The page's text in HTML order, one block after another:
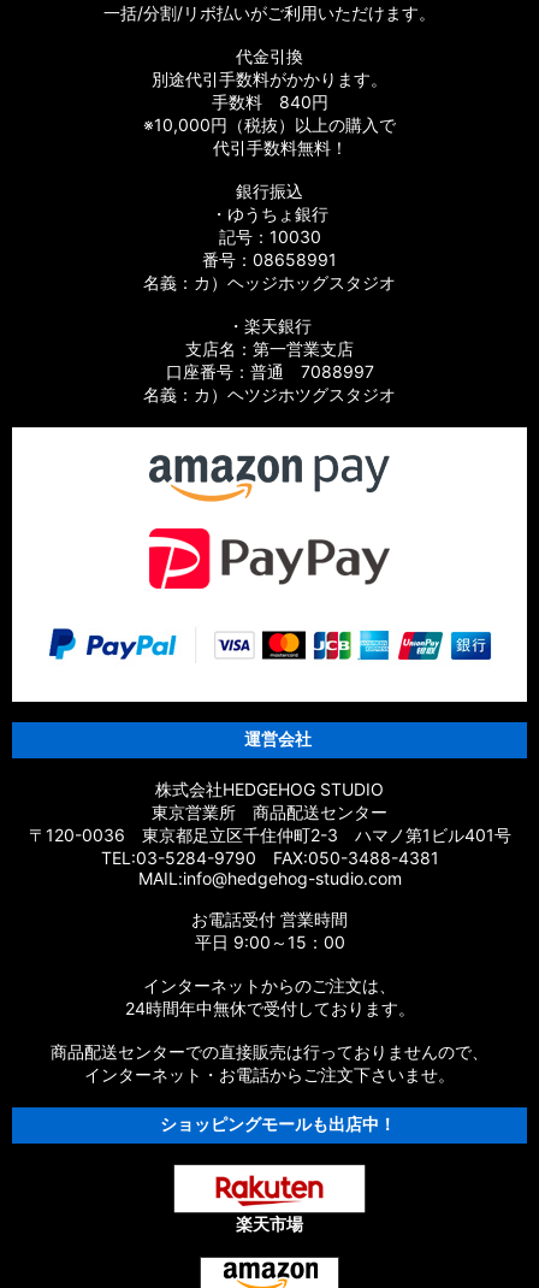
一括/分割/リボ払いがご利用いただけます。
代金引換
別途代引手数料がかかります。
手数料 840円
※10,000円（税抜）以上の購入で
代引手数料無料！
銀行振込
・ゆうちょ銀行
記号：10030
番号：08658991
名義：カ）ヘッジホッグスタジオ
・楽天銀行
支店名：第一営業支店
口座番号：普通 7088997
名義：カ）ヘツジホツグスタジオ
運営会社
株式会社HEDGEHOG STUDIO
東京営業所 商品配送センター
〒120-0036 東京都足立区千住仲町2-3 ハマノ第1ビル401号
TEL:03-5284-9790 FAX:050-3488-4381
MAIL:info@hedgehog-studio.com
お電話受付 営業時間
平日 9:00～15：00
インターネットからのご注文は、
24時間年中無休で受付しております。
商品配送センターでの直接販売は行っておりませんので、
インターネット・お電話からご注文下さいませ。
ショッピングモールも出店中！
楽天市場